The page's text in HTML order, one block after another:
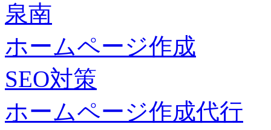
泉南
ホームページ作成
SEO対策
ホームページ作成代行